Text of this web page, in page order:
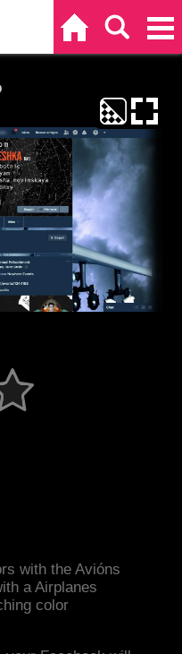
with the Avións
a Airplanes
color